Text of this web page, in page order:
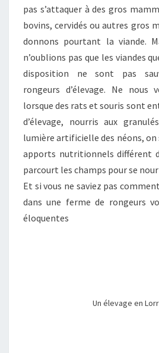
pas s’attaquer à des gros
bovins, cervidés ou autres gros
donnons pourtant la viande.
n’oublions pas que les viandes
disposition ne sont pas
rongeurs d’élevage. Ne nous
lorsque des rats et souris sont
d’élevage, nourris aux
lumière artificielle des néons, on
apports nutritionnels différent
parcourt les champs pour se
Et si vous ne saviez pas
dans une ferme de rongeurs
éloquentes
Un élevage en